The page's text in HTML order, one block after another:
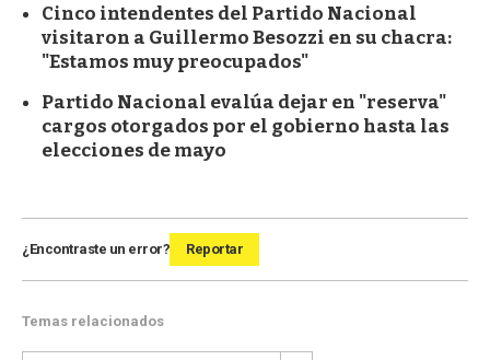
Cinco intendentes del Partido Nacional
visitaron a Guillermo Besozzi en su chacra:
"Estamos muy preocupados"
Partido Nacional evalúa dejar en "reserva"
cargos otorgados por el gobierno hasta las
elecciones de mayo
¿Encontraste un error? Reportar
Temas relacionados